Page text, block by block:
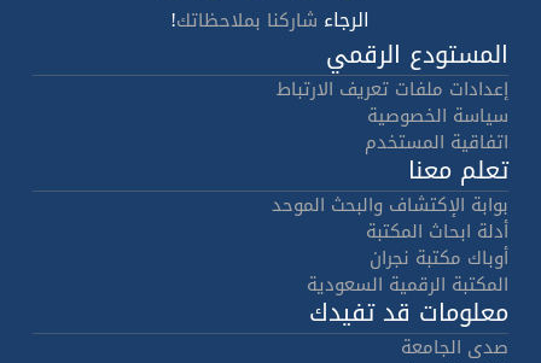
الرجاء شاركنا بملاحظاتك!
المستودع الرقمي
إعدادات ملفات تعريف الارتباط
سياسة الخصوصية
اتفاقية المستخدم
تعلم معنا
بوابة الإكتشاف والبحث الموحد
أدلة ابحاث المكتبة
أوباك مكتبة نجران
المكتبة الرقمية السعودية
معلومات قد تفيدك
صدى الجامعة